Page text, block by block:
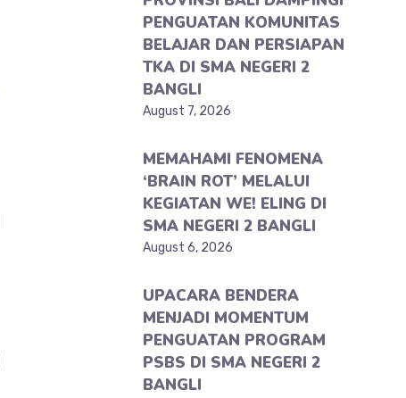
PENGUATAN KOMUNITAS
BELAJAR DAN PERSIAPAN
TKA DI SMA NEGERI 2
BANGLI
August 7, 2026
MEMAHAMI FENOMENA
‘BRAIN ROT’ MELALUI
KEGIATAN WE! ELING DI
SMA NEGERI 2 BANGLI
August 6, 2026
UPACARA BENDERA
MENJADI MOMENTUM
PENGUATAN PROGRAM
PSBS DI SMA NEGERI 2
BANGLI